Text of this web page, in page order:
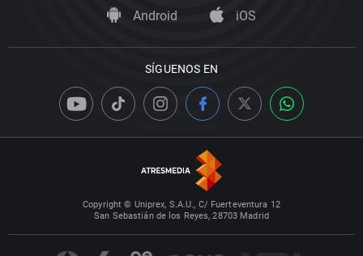
Android iOS
SÍGUENOS EN
Copyright © Uniprex, S.A.U., C/ Fuerteventura 12
San Sebastián de los Reyes, 28703 Madrid